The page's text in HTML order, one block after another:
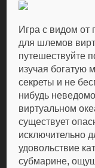
Игра с видом от
для шлемов
путешествуйте
изучая богатую
секреты и не
нибудь
виртуальном
существует
исключительно
удовольствие
субмарине,